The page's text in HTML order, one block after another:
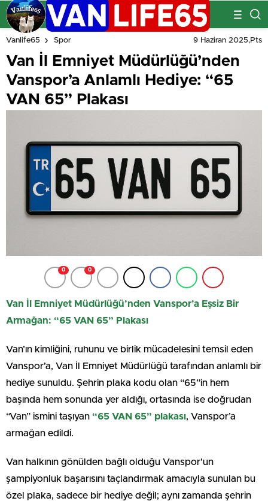
Vanlife65 Spor 9 Haziran 2025,Pts
Van İl Emniyet Müdürlüğü’nden
Vanspor’a Anlamlı Hediye: “65
VAN 65” Plakası
0 0
Van İl Emniyet Müdürlüğü’nden Vanspor’a Eşsiz Bir
Armağan: “65 VAN 65” Plakası
Van’ın kimliğini, ruhunu ve birlik mücadelesini temsil eden
Vanspor’a, Van İl Emniyet Müdürlüğü tarafından anlamlı bir
hediye sunuldu. Şehrin plaka kodu olan “65”in hem
başında hem sonunda yer aldığı, ortasında ise doğrudan
“Van” ismini taşıyan “65 VAN 65” plakası, Vanspor’a
armağan edildi.
Van halkının gönülden bağlı olduğu Vanspor’un
şampiyonluk başarısını taçlandırmak amacıyla sunulan bu
özel plaka, sadece bir hediye değil; aynı zamanda şehrin